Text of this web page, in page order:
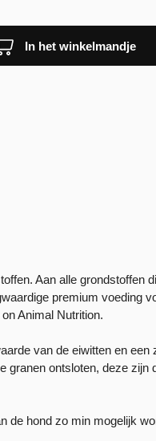
In het winkelmandje
Aan alle grondstoffen
premium voeding
Animal Nutrition.
van de eiwitten en een
granen ontsloten, deze zijn
de hond zo min mogelijk